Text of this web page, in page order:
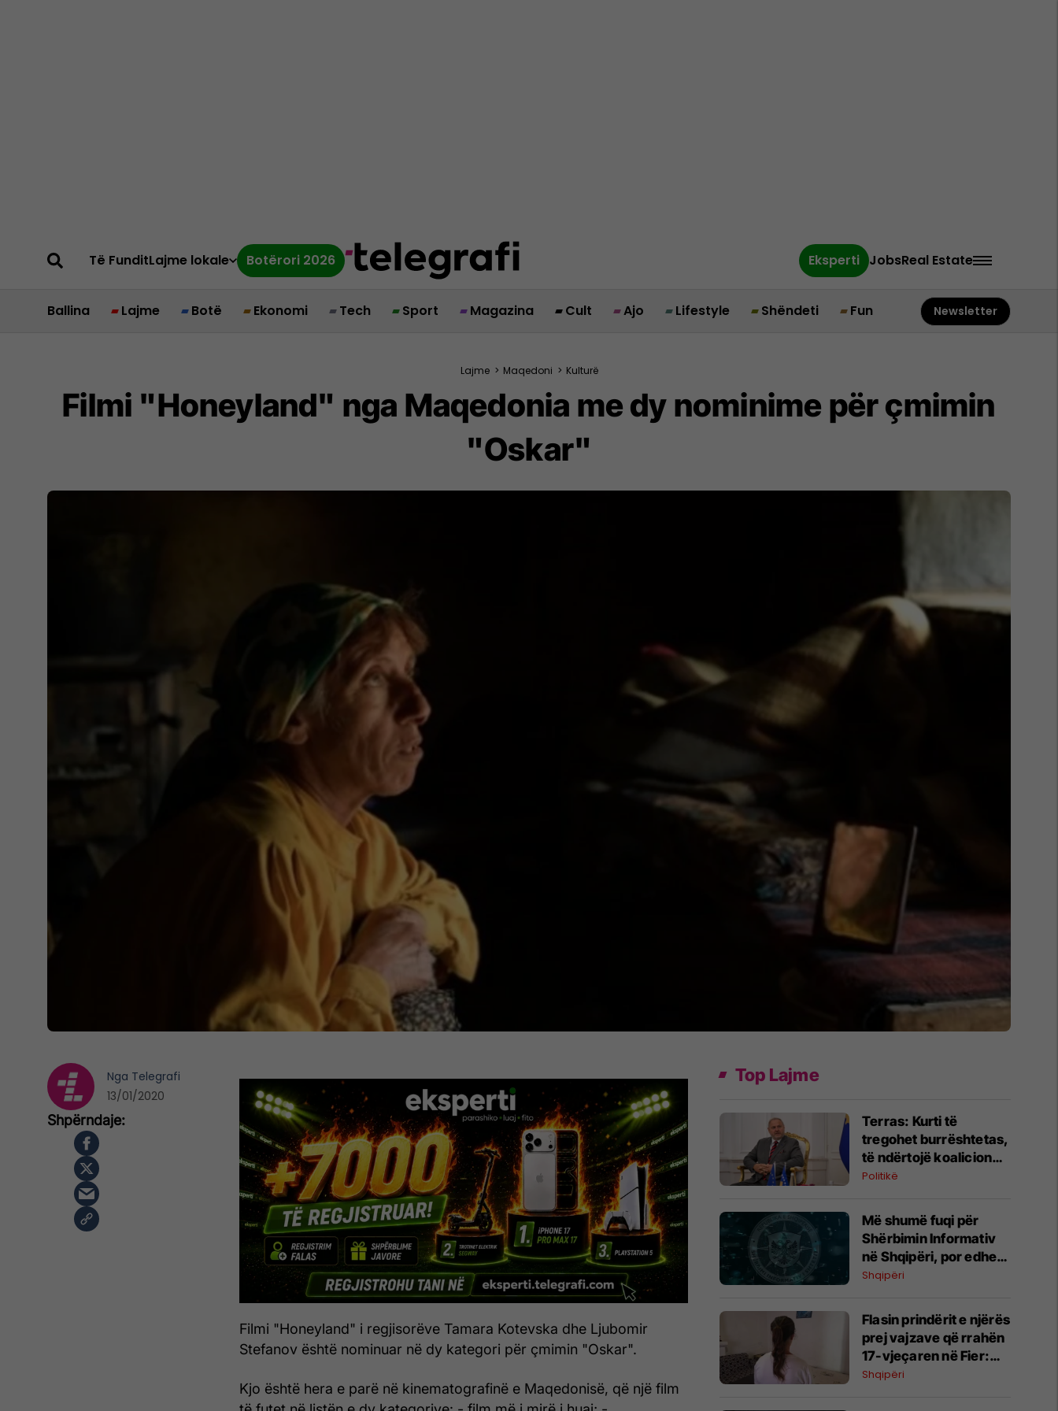
Të FunditLajme lokale Botërori 2026 Eksperti JobsReal Estate
Ballina Lajme Botë Ekonomi Tech Sport Magazina Cult Ajo Lifestyle Shëndeti Fun Newsletter
Lajme > Maqedoni > Kulturë
Filmi "Honeyland" nga Maqedonia me dy nominime për çmimin
"Oskar"
Filmi "Honeyland" i regjisorëve Tamara Kotevska dhe Ljubomir
Stefanov është nominuar në dy kategori për çmimin "Oskar".
Kjo është hera e parë në kinematografinë e Maqedonisë, që një film
Nga Telegrafi
13/01/2020
Top Lajme
​Terras: Kurti të
tregohet burrështetas,
të ndërtojë koalicion
funksional dhe të
presidentit
Politikë
Më shumë fuqi për
Shërbimin Informativ
në Shqipëri, por edhe
më shumë pikëpyetje
Shqipëri
Flasin prindërit e njërës
prej vajzave që rrahën
17-vjeçaren në Fier:
Ajo ka nevojë për
Shqipëri